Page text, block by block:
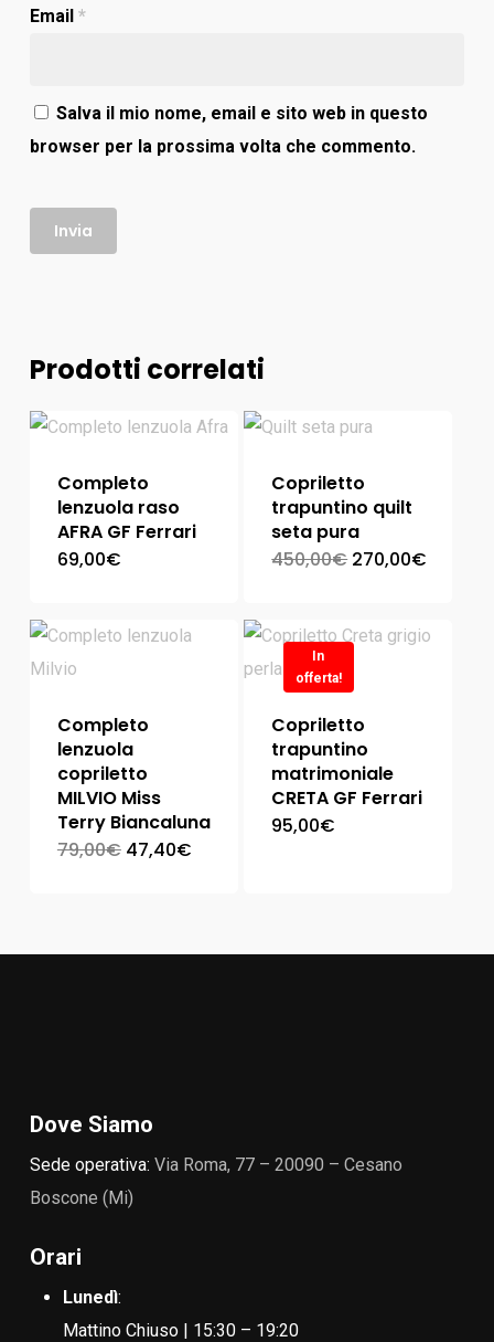
Email *
Salva il mio nome, email e sito web in questo
browser per la prossima volta che commento.
Prodotti correlati
Completo
lenzuola raso
AFRA GF Ferrari
69,00€
Copriletto
trapuntino quilt
seta pura
450,00€ 270,00€
In
offerta!
Completo
lenzuola
copriletto
MILVIO Miss
Terry Biancaluna
79,00€ 47,40€
Copriletto
trapuntino
matrimoniale
CRETA GF Ferrari
95,00€
Dove Siamo
Sede operativa: Via Roma, 77 – 20090 – Cesano
Boscone (Mi)
Orari
Lunedì:
Mattino Chiuso | 15:30 – 19:20